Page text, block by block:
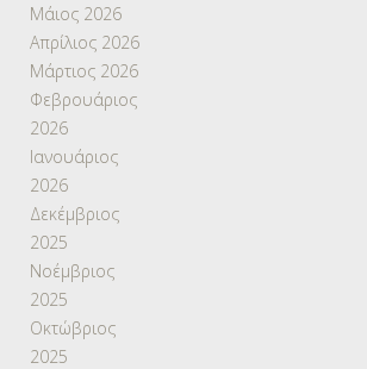
Μάιος 2026
Απρίλιος 2026
Μάρτιος 2026
Φεβρουάριος
2026
Ιανουάριος
2026
Δεκέμβριος
2025
Νοέμβριος
2025
Οκτώβριος
2025